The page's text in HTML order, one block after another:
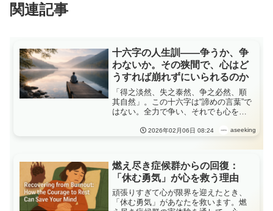
関連記事
十六字の人生訓——争うか、争
わないか。その狭間で、心はど
うすれば崩れずにいられるのか
「得之淡然、失之泰然、争之必然、順
其自然」。この十六字は“諦めの言葉”で
はない。全力で争い、それでも心を壊
学を解き明かす。2026年02月06日 08:24 aseeking
燃え尽き症候群からの回復：
「休む勇気」が心を救う理由
頑張りすぎて心が限界を迎えたとき、
「休む勇気」があなたを救います。燃